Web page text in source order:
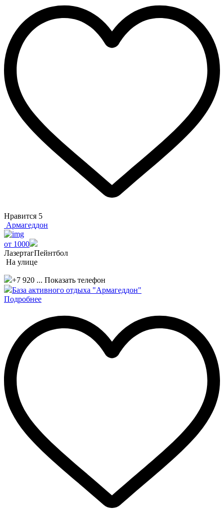
Нравится 5
Армагеддон
от 1000
ЛазертагПейнтбол
На улице
+7 920 ... Показать телефон
База активного отдыха "Армагеддон"
Подробнее